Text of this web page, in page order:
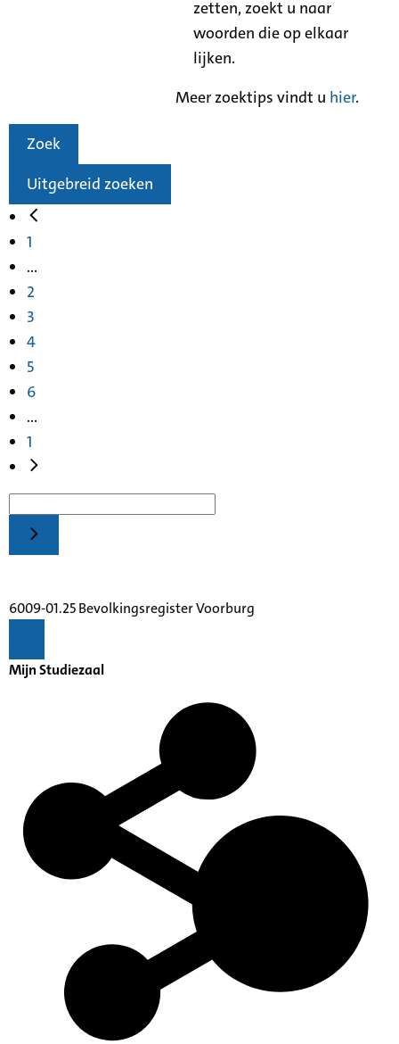
zetten, zoekt u naar
woorden die op elkaar
lijken.
Meer zoektips vindt u hier.
Zoek
Uitgebreid zoeken
1
...
2
3
4
5
6
...
1
6009-01.25 Bevolkingsregister Voorburg
Mijn Studiezaal